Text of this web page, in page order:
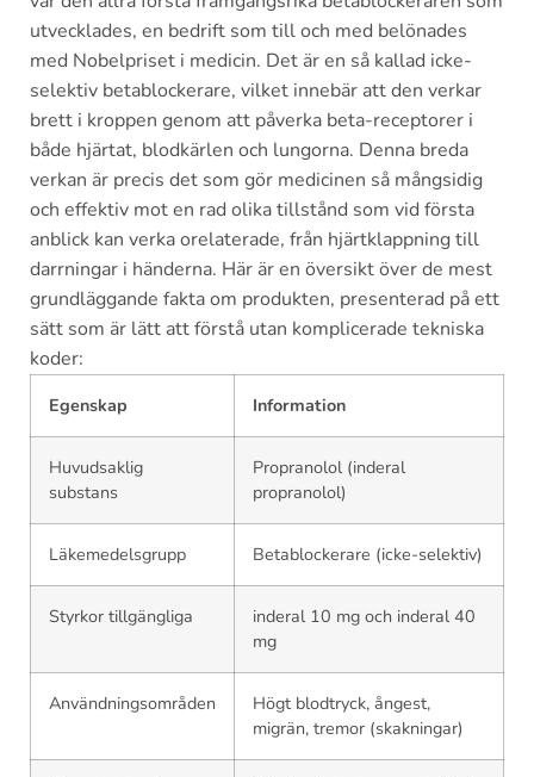
utvecklades, en bedrift som till och med belönades
med Nobelpriset i medicin. Det är en så kallad icke-
selektiv betablockerare, vilket innebär att den verkar
brett i kroppen genom att påverka beta-receptorer i
både hjärtat, blodkärlen och lungorna. Denna breda
verkan är precis det som gör medicinen så mångsidig
och effektiv mot en rad olika tillstånd som vid första
anblick kan verka orelaterade, från hjärtklappning till
darrningar i händerna. Här är en översikt över de mest
grundläggande fakta om produkten, presenterad på ett
sätt som är lätt att förstå utan komplicerade tekniska
koder:
Egenskap Information
Huvudsaklig
substans
Propranolol (inderal
propranolol)
Läkemedelsgrupp Betablockerare (icke-selektiv)
Styrkor tillgängliga
inderal 10 mg och inderal 40
mg
Användningsområden
Högt blodtryck, ångest,
migrän, tremor (skakningar)